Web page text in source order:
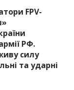
FPV-
РФ.
силу
та ударні